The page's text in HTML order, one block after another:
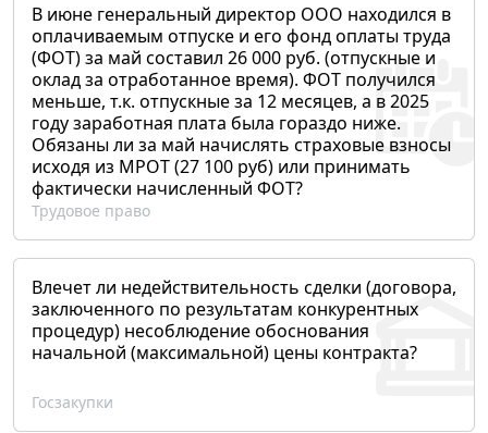
В июне генеральный директор ООО находился в
оплачиваемым отпуске и его фонд оплаты труда
(ФОТ) за май составил 26 000 руб. (отпускные и
оклад за отработанное время). ФОТ получился
меньше, т.к. отпускные за 12 месяцев, а в 2025
году заработная плата была гораздо ниже.
Обязаны ли за май начислять страховые взносы
исходя из МРОТ (27 100 руб) или принимать
фактически начисленный ФОТ?
Трудовое право
Влечет ли недействительность сделки (договора,
заключенного по результатам конкурентных
процедур) несоблюдение обоснования
начальной (максимальной) цены контракта?
Госзакупки